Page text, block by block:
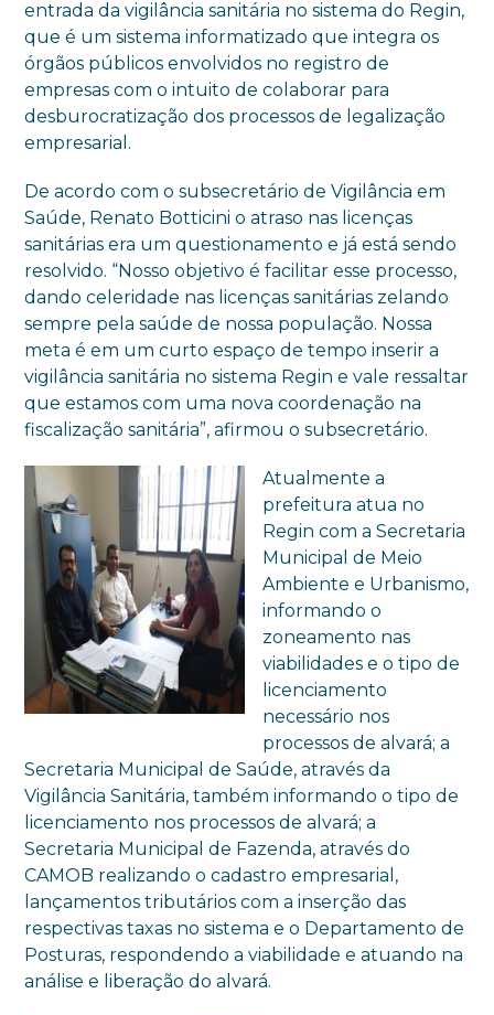
entrada da vigilância sanitária no sistema do Regin,
que é um sistema informatizado que integra os
órgãos públicos envolvidos no registro de
empresas com o intuito de colaborar para
desburocratização dos processos de legalização
empresarial.
De acordo com o subsecretário de Vigilância em
Saúde, Renato Botticini o atraso nas licenças
sanitárias era um questionamento e já está sendo
resolvido. “Nosso objetivo é facilitar esse processo,
dando celeridade nas licenças sanitárias zelando
sempre pela saúde de nossa população. Nossa
meta é em um curto espaço de tempo inserir a
vigilância sanitária no sistema Regin e vale ressaltar
que estamos com uma nova coordenação na
fiscalização sanitária”, afirmou o subsecretário.
Atualmente a
prefeitura atua no
Regin com a Secretaria
Municipal de Meio
Ambiente e Urbanismo,
informando o
zoneamento nas
viabilidades e o tipo de
licenciamento
necessário nos
processos de alvará; a
Secretaria Municipal de Saúde, através da
Vigilância Sanitária, também informando o tipo de
licenciamento nos processos de alvará; a
Secretaria Municipal de Fazenda, através do
CAMOB realizando o cadastro empresarial,
lançamentos tributários com a inserção das
respectivas taxas no sistema e o Departamento de
Posturas, respondendo a viabilidade e atuando na
análise e liberação do alvará.